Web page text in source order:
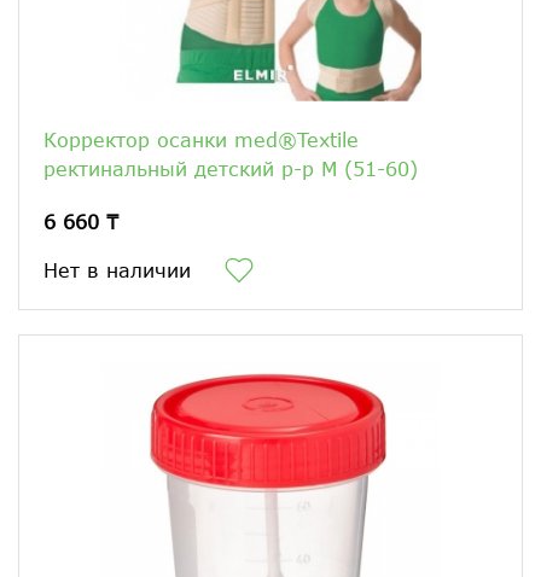
Корректор осанки med®Textile
ректинальный детский р-р М (51-60)
6 660 ₸
Нет в наличии